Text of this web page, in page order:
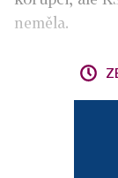
neměla.